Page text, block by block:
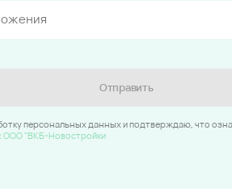
Отправить
персональных данных и подтверждаю, что
ООО "ВКБ-Новостройки